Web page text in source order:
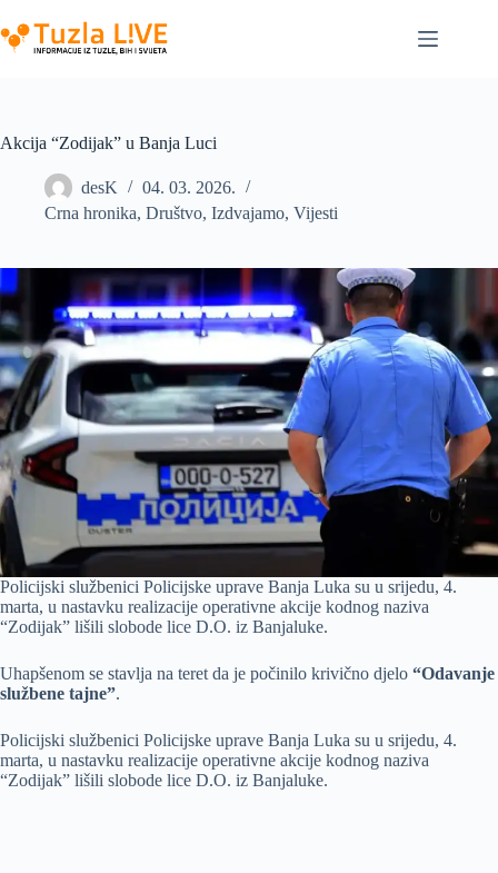
to
content
Akcija “Zodijak” u Banja Luci
desK
04. 03. 2026.
Crna hronika, Društvo, Izdvajamo, Vijesti
Policijski službenici Policijske uprave Banja Luka su u srijedu, 4.
marta, u nastavku realizacije operativne akcije kodnog naziva
“Zodijak” lišili slobode lice D.O. iz Banjaluke.
Uhapšenom se stavlja na teret da je počinilo krivično djelo “Odavanje
službene tajne”.
Policijski službenici Policijske uprave Banja Luka su u srijedu, 4.
marta, u nastavku realizacije operativne akcije kodnog naziva
“Zodijak” lišili slobode lice D.O. iz Banjaluke.